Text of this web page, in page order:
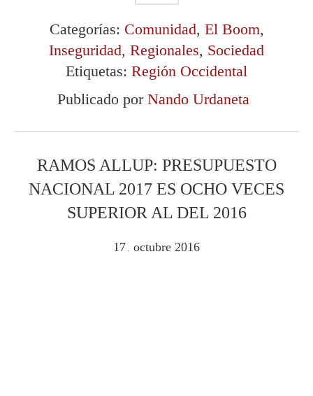
Categorías: Comunidad, El Boom,
Inseguridad, Regionales, Sociedad
Etiquetas: Región Occidental
Publicado por Nando Urdaneta
RAMOS ALLUP: PRESUPUESTO
NACIONAL 2017 ES OCHO VECES
SUPERIOR AL DEL 2016
17 . octubre 2016